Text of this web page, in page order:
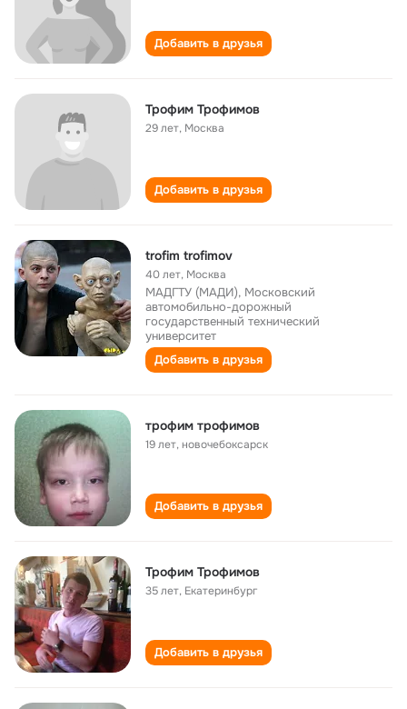
Добавить в друзья
Трофим Трофимов
29 лет, Москва
Добавить в друзья
trofim trofimov
40 лет, Москва
МАДГТУ (МАДИ), Московский
автомобильно-дорожный
государственный технический
университет
Добавить в друзья
трофим трофимов
19 лет,новочебоксарск
Добавить в друзья
Трофим Трофимов
35 лет, Екатеринбург
Добавить в друзья